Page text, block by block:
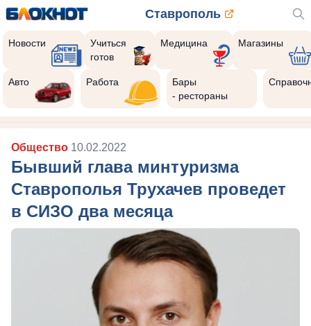
Ставрополь
Новости
Учиться
готов
Медицина Магазины
Авто Работа
Бары
- рестораны
Общество 10.02.2022
Бывший глава минтуризма
Ставрополья Трухачев проведет
в СИЗО два месяца